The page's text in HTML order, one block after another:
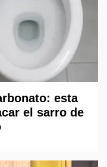
esta
el sarro de